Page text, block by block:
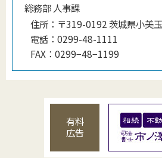
総務部 人事課
住所： 〒319-0192 茨城県小美
電話： 0299-48-1111
FAX： 0299−48−1199
有料
広告